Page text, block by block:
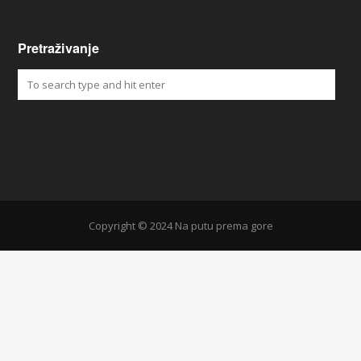
Pretraživanje
Copyright © 2024 Na putu prema gore